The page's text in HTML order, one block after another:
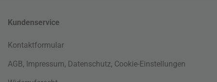
Kundenservice
Kontaktformular
AGB, Impressum, Datenschutz, Cookie-Einstellungen